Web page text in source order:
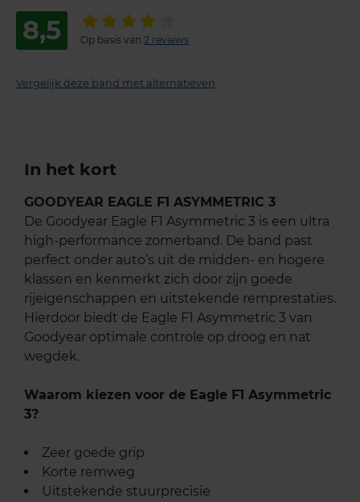
8,5 Op basis van 2 reviews
Vergelijk deze band met alternatieven
In het kort
GOODYEAR EAGLE F1 ASYMMETRIC 3
De Goodyear Eagle F1 Asymmetric 3 is een ultra
high-performance zomerband. De band past
perfect onder auto’s uit de midden- en hogere
klassen en kenmerkt zich door zijn goede
rijeigenschappen en uitstekende remprestaties.
Hierdoor biedt de Eagle F1 Asymmetric 3 van
Goodyear optimale controle op droog en nat
wegdek.
Waarom kiezen voor de Eagle F1 Asymmetric
3?
Zeer goede grip
Korte remweg
Uitstekende stuurprecisie